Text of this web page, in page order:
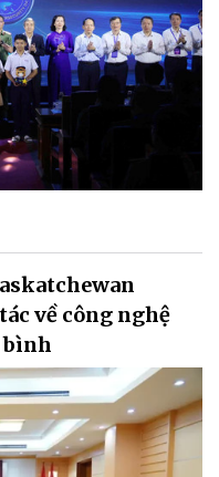
về công nghệ
bình